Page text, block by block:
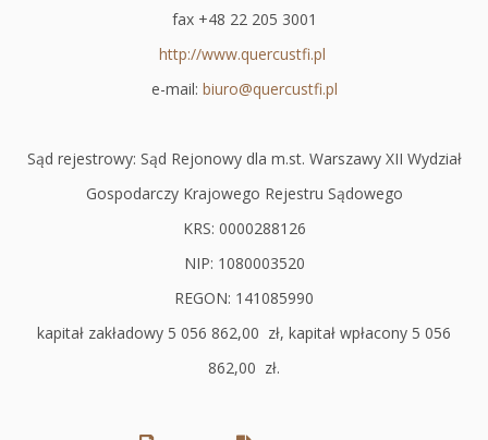
fax +48 22 205 3001
http://www.quercustfi.pl
się
nowej
karcie
e-mail: biuro@quercustfi.pl
Sąd rejestrowy: Sąd Rejonowy dla m.st. Warszawy XII Wydział
Gospodarczy Krajowego Rejestru Sądowego
KRS: 0000288126
NIP: 1080003520
REGON: 141085990
kapitał zakładowy 5 056 862,00 zł, kapitał wpłacony 5 056
862,00 zł.